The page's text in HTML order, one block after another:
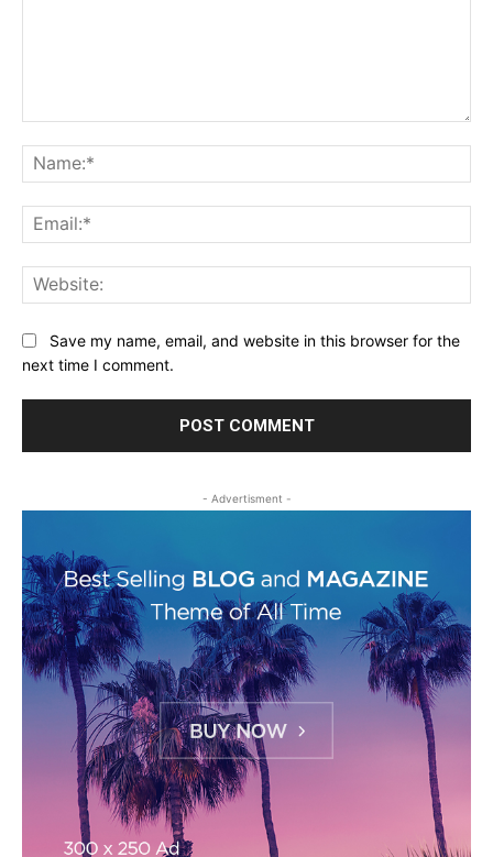
Save my name, email, and website in this browser for the
next time I comment.
- Advertisment -